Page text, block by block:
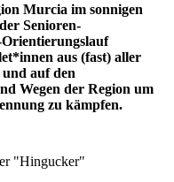
Murcia im sonnigen
Senioren-
aus (fast) aller
auf den
Wegen der Region um
zu kämpfen.
"Hingucker"